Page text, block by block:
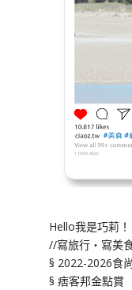
Hello我是巧莉！
//寫旅行・寫美
§ 2022-2026食
§ 痞客邦金點賞